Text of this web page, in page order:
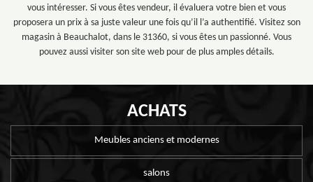
vous intéresser. Si vous êtes vendeur, il évaluera votre bien et vous
proposera un prix à sa juste valeur une fois qu’il l’a authentifié. Visitez son
magasin à Beauchalot, dans le 31360, si vous êtes un passionné. Vous
pouvez aussi visiter son site web pour de plus amples détails.
ACHATS
Meubles anciens et modernes
salons